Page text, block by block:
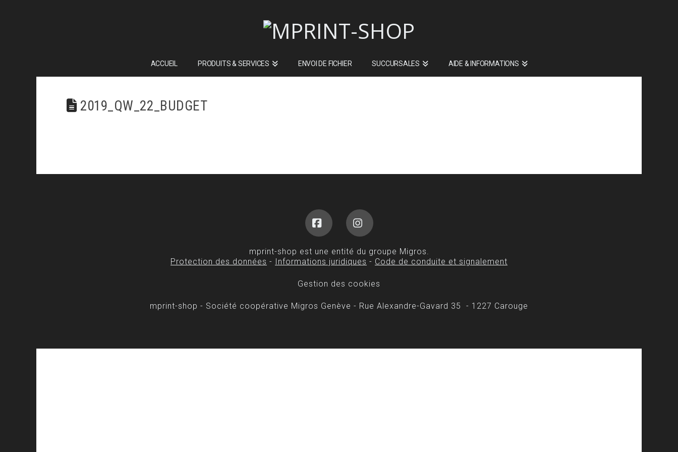
ACCUEIL PRODUITS & SERVICES ENVOI DE FICHIER SUCCURSALES AIDE & INFORMATIONS
2019_QW_22_BUDGET
FacebookInstagram
mprint-shop est une entité du groupe Migros.
Protection des données - Informations juridiques - Code de conduite et signalement
Gestion des cookies
mprint-shop - Société coopérative Migros Genève - Rue Alexandre-Gavard 35 - 1227 Carouge